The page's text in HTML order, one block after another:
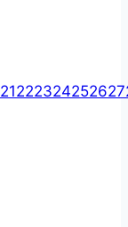
21222324252627